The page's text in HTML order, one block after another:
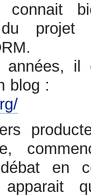
connait
du
années, il
blog :
débat en
apparait